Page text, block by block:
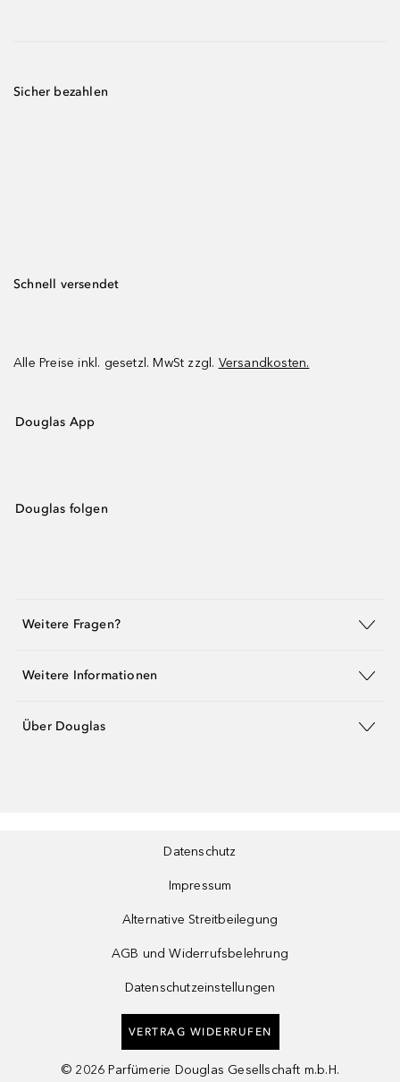
Sicher bezahlen
Schnell versendet
Alle Preise inkl. gesetzl. MwSt zzgl. Versandkosten.
Douglas App
Douglas folgen
Weitere Fragen?
Weitere Informationen
Über Douglas
Datenschutz
Impressum
Alternative Streitbeilegung
AGB und Widerrufsbelehrung
Datenschutzeinstellungen
VERTRAG WIDERRUFEN
© 2026 Parfümerie Douglas Gesellschaft m.b.H.